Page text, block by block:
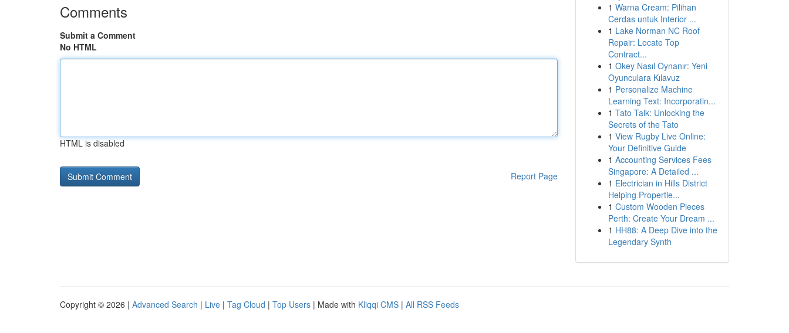
Comments
Submit a Comment
No HTML
HTML is disabled
Report Page
1 Warna Cream: Pilihan
Cerdas untuk Interior ...
1 Lake Norman NC Roof
Repair: Locate Top
Contract...
1 Okey Nasıl Oynanır: Yeni
Oyunculara Kılavuz
1 Personalize Machine
Learning Text: Incorporatin...
1 Tato Talk: Unlocking the
Secrets of the Tato
1 View Rugby Live Online:
Your Definitive Guide
1 Accounting Services Fees
Singapore: A Detailed ...
1 Electrician in Hills District
Helping Propertie...
1 Custom Wooden Pieces
Perth: Create Your Dream ...
1 HH88: A Deep Dive into the
Legendary Synth
Copyright © 2026 | Advanced Search | Live | Tag Cloud | Top Users | Made with Kliqqi CMS | All RSS Feeds